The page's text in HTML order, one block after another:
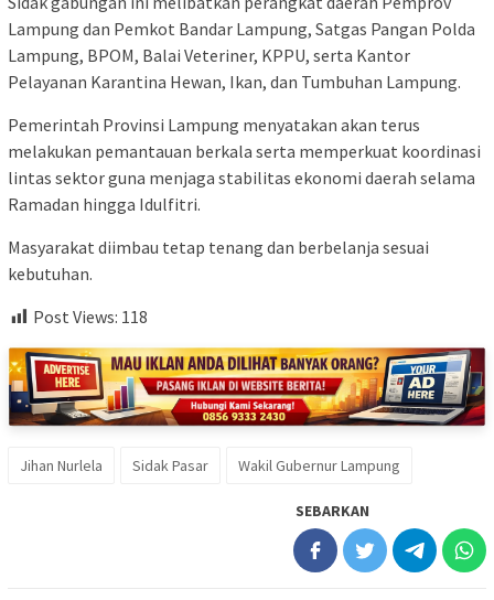
Lampung dan Pemkot Bandar Lampung, Satgas Pangan Polda
Lampung, BPOM, Balai Veteriner, KPPU, serta Kantor
Pelayanan Karantina Hewan, Ikan, dan Tumbuhan Lampung.
Pemerintah Provinsi Lampung menyatakan akan terus
melakukan pemantauan berkala serta memperkuat koordinasi
lintas sektor guna menjaga stabilitas ekonomi daerah selama
Ramadan hingga Idulfitri.
Masyarakat diimbau tetap tenang dan berbelanja sesuai
kebutuhan.
Post Views: 118
Jihan Nurlela Sidak Pasar Wakil Gubernur Lampung
SEBARKAN